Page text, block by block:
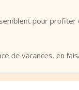
pour
de vacances, en